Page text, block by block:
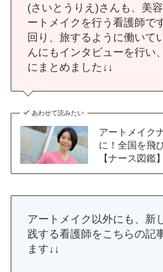
(さいとうりえ)さんも、美
ートメイクを行う看護師で
回り、旅するように働いて
んにもインタビューを行い
にまとめました↓↓
あわせて読みたい
アートメイク
に！全国を飛
【ナース図鑑】
アートメイク以外にも、新
践する看護師をこちらの記
ます↓↓